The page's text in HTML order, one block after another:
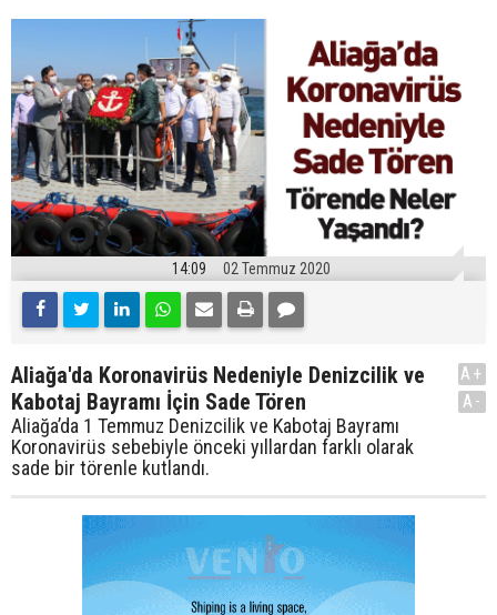
14:09 02 Temmuz 2020
Aliağa'da Koronavirüs Nedeniyle Denizcilik ve
Kabotaj Bayramı İçin Sade Tören
Aliağa’da 1 Temmuz Denizcilik ve Kabotaj Bayramı
Koronavirüs sebebiyle önceki yıllardan farklı olarak
sade bir törenle kutlandı.
A+
A-